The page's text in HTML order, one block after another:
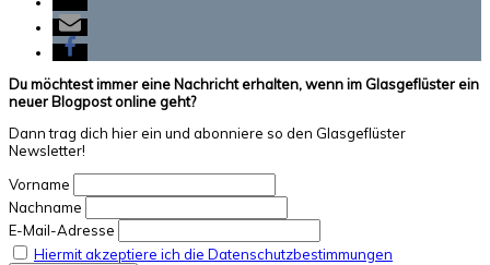
Du möchtest immer eine Nachricht erhalten, wenn im Glasgeflüster ein
neuer Blogpost online geht?
Dann trag dich hier ein und abonniere so den Glasgeflüster
Newsletter!
Vorname
Nachname
E-Mail-Adresse
Hiermit akzeptiere ich die Datenschutzbestimmungen